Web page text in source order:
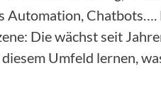
Die wächst seit
Umfeld lernen,